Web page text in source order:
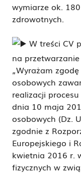
wymiarze ok.
zdrowotnych.
W treści CV
na
„Wyrażam
osobowych
realizacji
dnia 10 maja
osobowych (Dz.
zgodnie z
Europejskiego i
kwietnia 2016 r.
fizycznych w